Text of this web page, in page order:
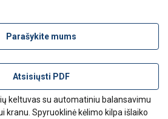
Parašykite mums
Atsisiųsti PDF
keltuvas su automatiniu balansavimu
kranu. Spyruoklinė kėlimo kilpa išlaiko